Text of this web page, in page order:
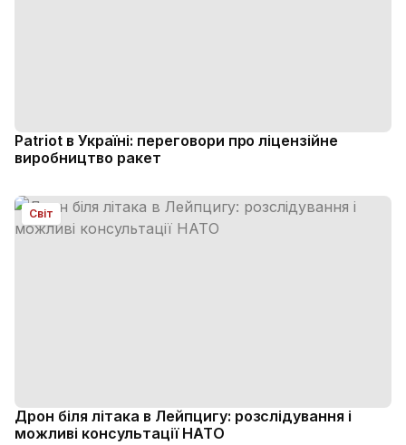
Patriot в Україні: переговори про ліцензійне
виробництво ракет
Світ
Дрон біля літака в Лейпцигу: розслідування і
можливі консультації НАТО